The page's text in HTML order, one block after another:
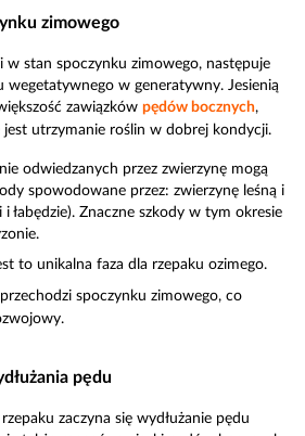
zimowego
w stan spoczynku zimowego, następuje
wegetatywnego w generatywny. Jesienią
zawiązków pędów bocznych,
jest utrzymanie roślin w dobrej kondycji.
odwiedzanych przez zwierzynę mogą
spowodowane przez: zwierzynę leśną i
i łabędzie). Znaczne szkody w tym okresie
to unikalna faza dla rzepaku ozimego.
spoczynku zimowego, co
pędu
zaczyna się wydłużanie pędu